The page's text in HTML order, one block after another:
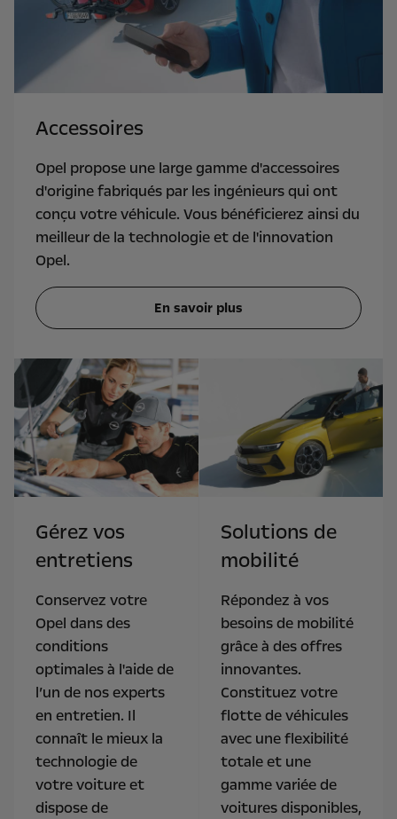
Accessoires
Opel propose une large gamme d'accessoires
d'origine fabriqués par les ingénieurs qui ont
conçu votre véhicule. Vous bénéficierez ainsi du
meilleur de la technologie et de l'innovation
Opel.
En savoir plus
Gérez vos
entretiens
Conservez votre
Opel dans des
conditions
optimales à l'aide de
l’un de nos experts
en entretien. Il
connaît le mieux la
technologie de
votre voiture et
dispose de
Solutions de
mobilité
Répondez à vos
besoins de mobilité
grâce à des offres
innovantes.
Constituez votre
flotte de véhicules
avec une flexibilité
totale et une
gamme variée de
voitures disponibles,